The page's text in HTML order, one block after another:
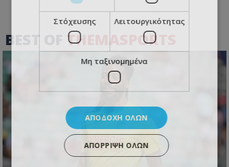
BEST OF THEMASPORTS
Στόχευσης Λειτουργικότητας
Μη ταξινομημένα
ΑΠΟΔΟΧΉ ΌΛΩΝ
ΑΠΌΡΡΙΨΗ ΌΛΩΝ